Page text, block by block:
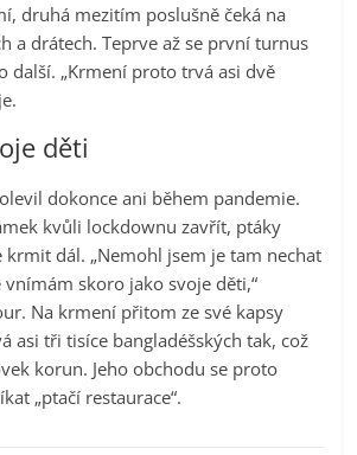
druhá mezitím poslušně čeká na
a drátech. Teprve až se první turnus
další. „Krmení proto trvá asi dvě
děti
dokonce ani během pandemie.
kvůli lockdownu zavřít, ptáky
dál. „Nemohl jsem je tam nechat
vnímám skoro jako svoje děti,“
Na krmení přitom ze své kapsy
asi tři tisíce bangladéšských tak, což
korun. Jeho obchodu se proto
„ptačí restaurace“.